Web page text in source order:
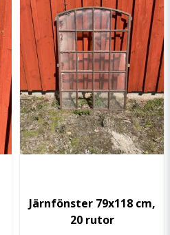
fråga
fråga
Järnfönster 79x118 cm,
20 rutor